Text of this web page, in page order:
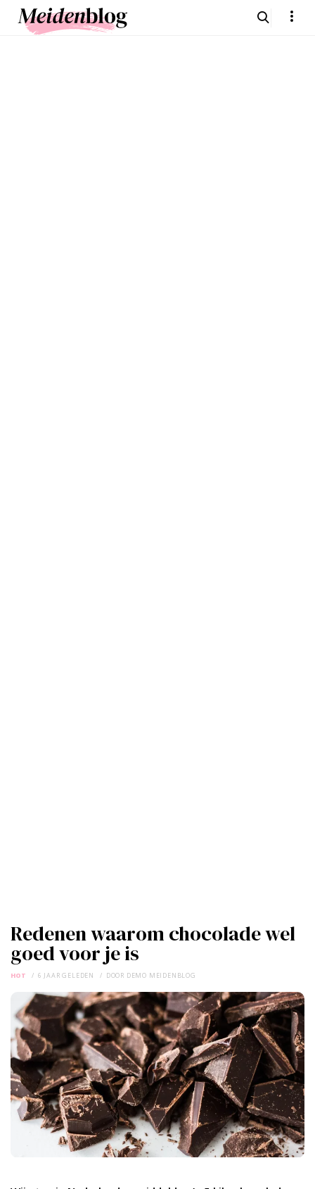
Redenen waarom chocolade wel
goed voor je is
HOT 6 JAAR GELEDEN DOOR DEMO MEIDENBLOG